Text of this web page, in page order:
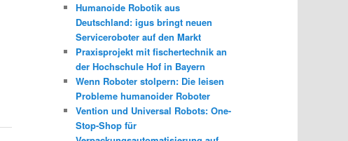
Humanoide Robotik aus
Deutschland: igus bringt neuen
Serviceroboter auf den Markt
Praxisprojekt mit fischertechnik an
der Hochschule Hof in Bayern
Wenn Roboter stolpern: Die leisen
Probleme humanoider Roboter
Vention und Universal Robots: One-
Stop-Shop für